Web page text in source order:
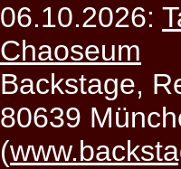
06.10.2026:
Chaoseum
Backstage,
80639
(